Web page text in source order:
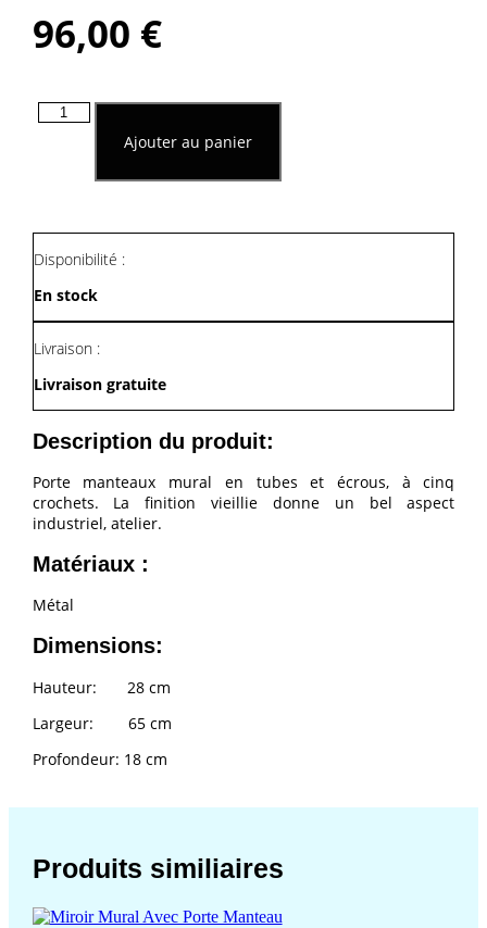
96,00 €
quantité
Écrous
Ajouter au panier
Disponibilité :
En stock
Livraison :
Livraison gratuite
Description du produit:
Porte manteaux mural en tubes et écrous, à cinq
crochets. La finition vieillie donne un bel aspect
industriel, atelier.
Matériaux :
Métal
Dimensions:
Hauteur: 28 cm
Largeur: 65 cm
Profondeur: 18 cm
Produits similiaires